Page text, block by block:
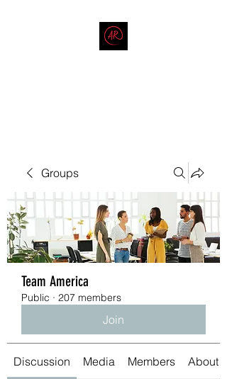
Groups
Team America
Public · 207 members
Join
Discussion Media Members About